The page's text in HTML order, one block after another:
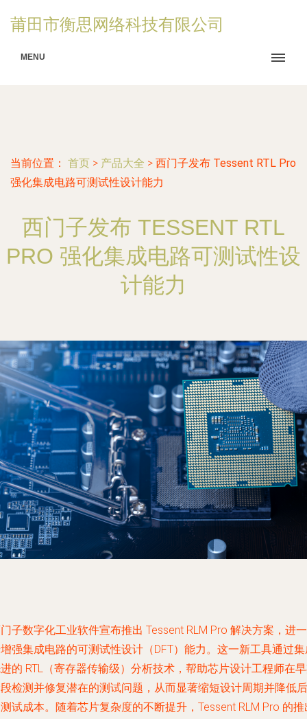
莆田市衡思网络科技有限公司
MENU
当前位置： 首页 > 产品大全 > 西门子发布 Tessent RTL Pro
强化集成电路可测试性设计能力
西门子发布 TESSENT RTL
PRO 强化集成电路可测试性设
计能力
子数字化工业软件宣布推出 Tessent RLM Pro 解决方案，进一
强集成电路的可测试性设计（DFT）能力。这一新工具通过
的 RTL（寄存器传输级）分析技术，帮助芯片设计工程师在
检测并修复潜在的测试问题，从而显著缩短设计周期并降低后
试成本。随着芯片复杂度的不断提升，Tessent RLM Pro 的推